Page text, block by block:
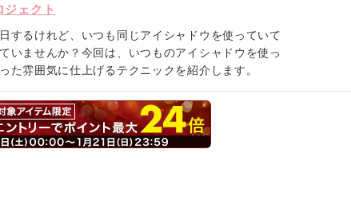
ェクト
するけれど、いつも同じアイシャドウを使っていて
いませんか？今回は、いつものアイシャドウを使っ
た雰囲気に仕上げるテクニックを紹介します。